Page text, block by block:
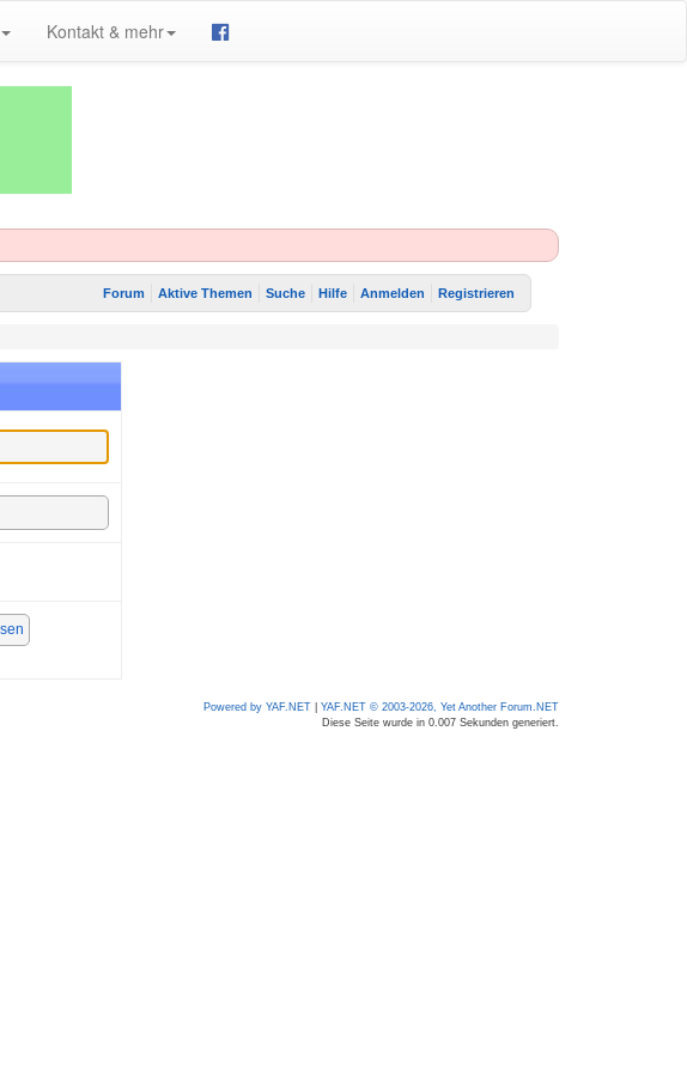
Kontakt & mehr
Forum Aktive Themen Suche Hilfe Anmelden Registrieren
Powered by YAF.NET
YAF.NET © 2003-2026, Yet Another Forum.NET
Diese Seite wurde in 0.007 Sekunden generiert.